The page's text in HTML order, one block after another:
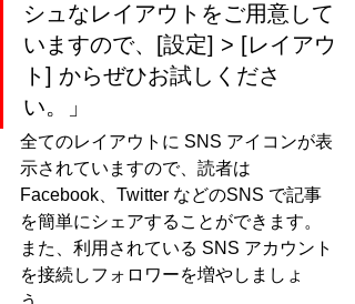
シュなレイアウトをご用意して
いますので、[設定] > [レイアウ
ト] からぜひお試しくださ
い。」
全てのレイアウトに SNS アイコンが表
示されていますので、読者は
Facebook、Twitter などのSNS で記事
を簡単にシェアすることができます。
また、利用されている SNS アカウント
を接続しフォロワーを増やしましょ